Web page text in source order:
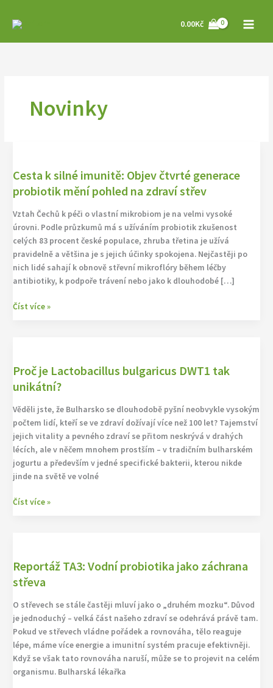
obsah
0.00Kč
Novinky
Cesta k silné imunitě: Objev čtvrté generace
probiotik mění pohled na zdraví střev
Vztah Čechů k péči o vlastní mikrobiom je na velmi vysoké
úrovni. Podle průzkumů má s užíváním probiotik zkušenost
celých 83 procent české populace, zhruba třetina je užívá
pravidelně a většina je s jejich účinky spokojena. Nejčastěji po
nich lidé sahají k obnově střevní mikroflóry během léčby
antibiotiky, k podpoře trávení nebo jako k dlouhodobé […]
silné
imunitě:
Objev
čtvrté
generace
probiotik
mění
pohled
na
střev
Číst více »
Proč je Lactobacillus bulgaricus DWT1 tak
unikátní?
Věděli jste, že Bulharsko se dlouhodobě pyšní neobvykle vysokým
počtem lidí, kteří se ve zdraví dožívají více než 100 let? Tajemství
jejich vitality a pevného zdraví se přitom neskrývá v drahých
lécích, ale v něčem mnohem prostším – v tradičním bulharském
jogurtu a především v jedné specifické bakterii, kterou nikde
jinde na světě ve volné
Lactobacillus
bulgaricus
tak
unikátní?
Číst více »
Reportáž TA3: Vodní probiotika jako záchrana
střeva
O střevech se stále častěji mluví jako o „druhém mozku“. Důvod
je jednoduchý – velká část našeho zdraví se odehrává právě tam.
Pokud ve střevech vládne pořádek a rovnováha, tělo reaguje
lépe, máme více energie a imunitní systém pracuje efektivněji.
Když se však tato rovnováha naruší, může se to projevit na celém
organismu. Bulharská lékařka
Vodní
probiotika
záchrana
střeva